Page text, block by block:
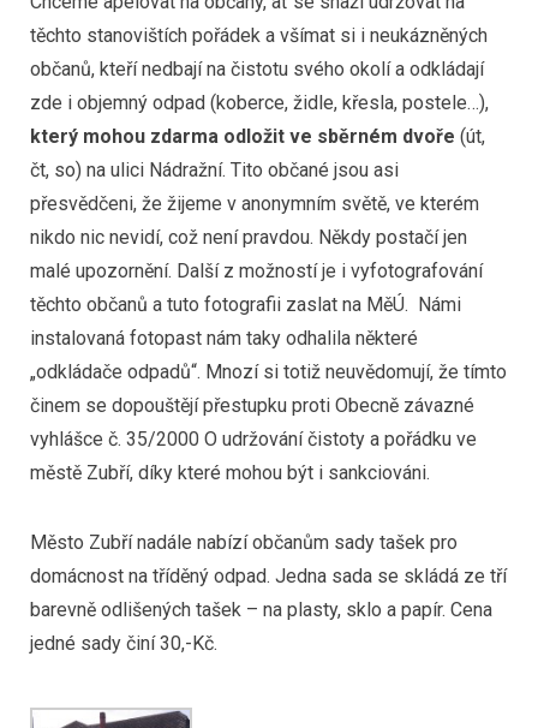
těchto stanovištích pořádek a všímat si i neukázněných
občanů, kteří nedbají na čistotu svého okolí a odkládají
zde i objemný odpad (koberce, židle, křesla, postele…),
který mohou zdarma odložit ve sběrném dvoře (út,
čt, so) na ulici Nádražní. Tito občané jsou asi
přesvědčeni, že žijeme v anonymním světě, ve kterém
nikdo nic nevidí, což není pravdou. Někdy postačí jen
malé upozornění. Další z možností je i vyfotografování
těchto občanů a tuto fotografii zaslat na MěÚ. Námi
instalovaná fotopast nám taky odhalila některé
„odkládače odpadů“. Mnozí si totiž neuvědomují, že tímto
činem se dopouštějí přestupku proti Obecně závazné
vyhlášce č. 35/2000 O udržování čistoty a pořádku ve
městě Zubří, díky které mohou být i sankciováni.
Město Zubří nadále nabízí občanům sady tašek pro
domácnost na tříděný odpad. Jedna sada se skládá ze tří
barevně odlišených tašek – na plasty, sklo a papír. Cena
jedné sady činí 30,-Kč.